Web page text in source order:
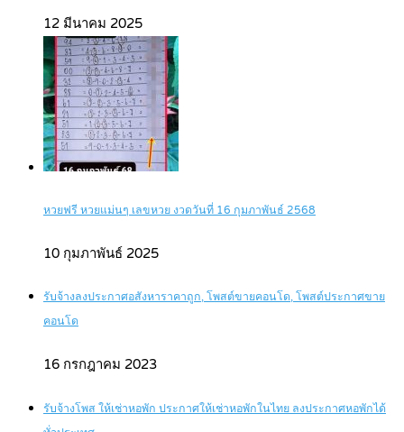
12 มีนาคม 2025
หวยฟรี หวยแม่นๆ เลขหวย งวดวันที่ 16 กุมภาพันธ์ 2568
10 กุมภาพันธ์ 2025
รับจ้างลงประกาศอสังหาราคาถูก, โพสต์ขายคอนโด, โพสต์ประกาศขาย
คอนโด
16 กรกฎาคม 2023
รับจ้างโพส ให้เช่าหอพัก ประกาศให้เช่าหอพักในไทย ลงประกาศหอพักได้